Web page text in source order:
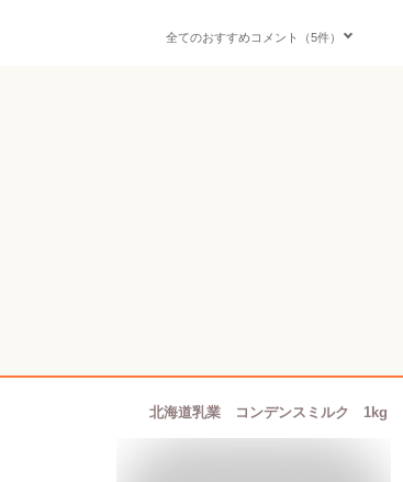
全てのおすすめコメント（5件）
北海道乳業 コンデンスミルク 1kg